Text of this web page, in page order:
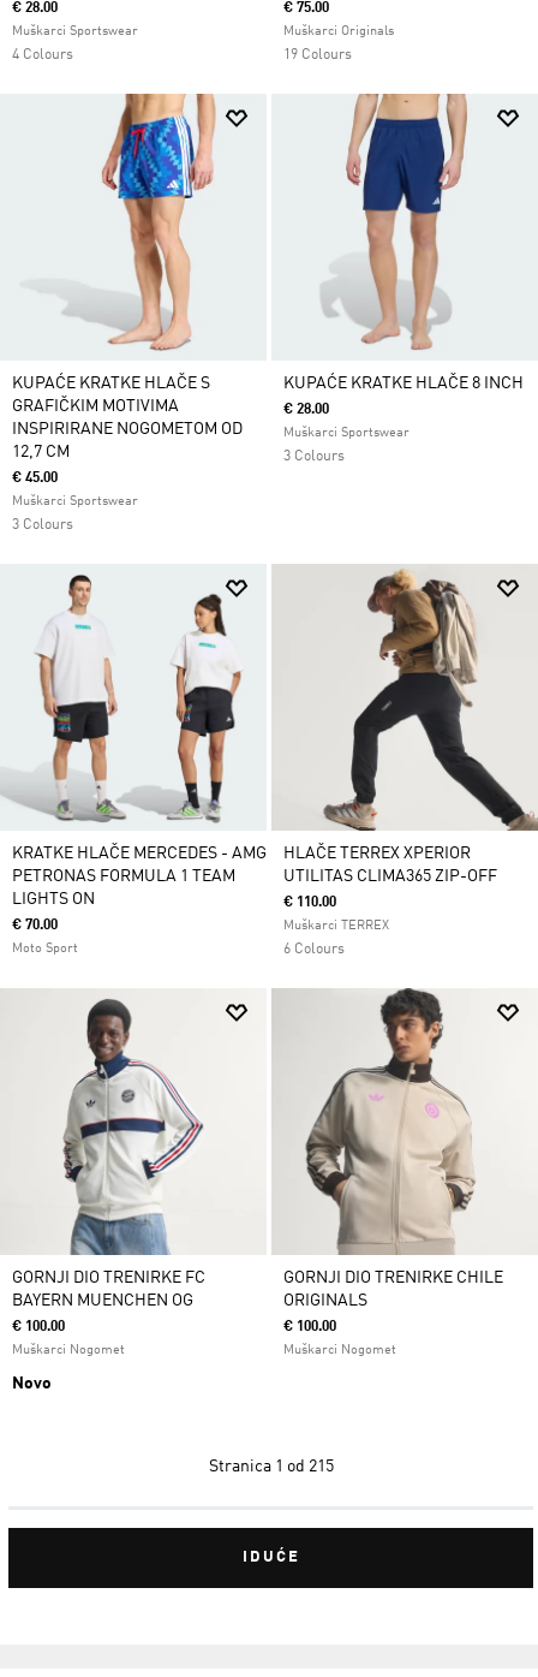
€ 28.00
Muškarci Sportswear
4 Colours
€ 75.00
Muškarci Originals
19 Colours
KUPAĆE KRATKE HLAČE S
GRAFIČKIM MOTIVIMA
INSPIRIRANE NOGOMETOM OD
12,7 CM
€ 45.00
Muškarci Sportswear
3 Colours
KUPAĆE KRATKE HLAČE 8 INCH
€ 28.00
Muškarci Sportswear
3 Colours
KRATKE HLAČE MERCEDES - AMG
PETRONAS FORMULA 1 TEAM
LIGHTS ON
€ 70.00
Moto Sport
HLAČE TERREX XPERIOR
UTILITAS CLIMA365 ZIP-OFF
€ 110.00
Muškarci TERREX
6 Colours
GORNJI DIO TRENIRKE FC
BAYERN MUENCHEN OG
€ 100.00
Muškarci Nogomet
Novo
GORNJI DIO TRENIRKE CHILE
ORIGINALS
€ 100.00
Muškarci Nogomet
Stranica 1 od 215
IDUĆE